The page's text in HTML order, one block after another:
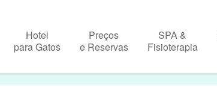
Hotel
para Gatos
Preços
e Reservas
SPA &
Fisioterapia